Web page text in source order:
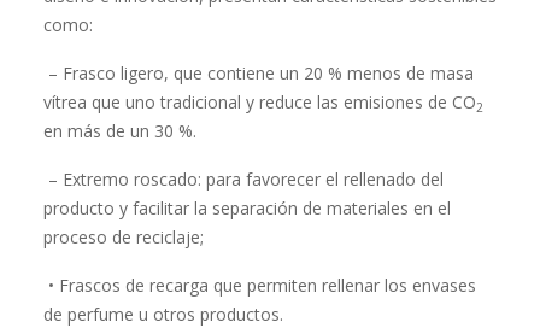
como:
– Frasco ligero, que contiene un 20 % menos de masa
vítrea que uno tradicional y reduce las emisiones de CO2
en más de un 30 %.
– Extremo roscado: para favorecer el rellenado del
producto y facilitar la separación de materiales en el
proceso de reciclaje;
• Frascos de recarga que permiten rellenar los envases
de perfume u otros productos.